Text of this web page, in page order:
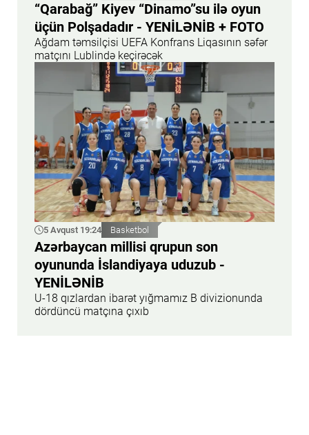
“Qarabağ” Kiyev “Dinamo”su ilə oyun
üçün Polşadadır - YENİLƏNİB + FOTO
Ağdam təmsilçisi UEFA Konfrans Liqasının səfər
matçını Lublində keçirəcək
5 Avqust 19:24 Basketbol
Azərbaycan millisi qrupun son
oyununda İslandiyaya uduzub -
YENİLƏNİB
U-18 qızlardan ibarət yığmamız B divizionunda
dördüncü matçına çıxıb